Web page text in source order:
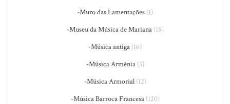
-Muro das Lamentações (1)
-Museu da Música de Mariana(15)
-Música antiga (16)
-Música Armênia(3)
-Música Armorial(12)
-Música Barroca Francesa(120)